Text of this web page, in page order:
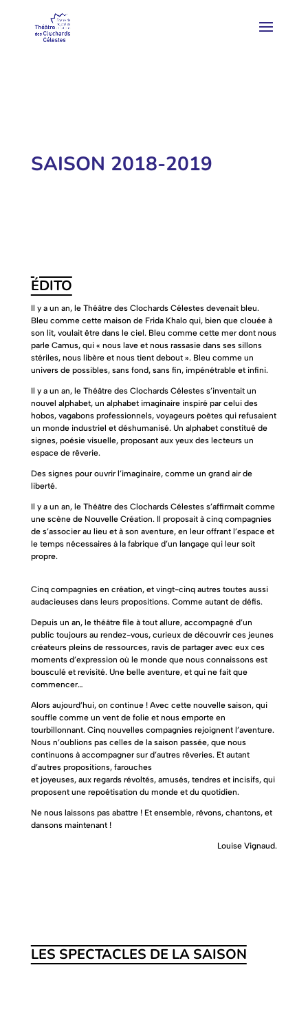
SAISON 2018-2019
ÉDITO
Il y a un an, le Théâtre des Clochards Célestes devenait bleu.
Bleu comme cette maison de Frida Khalo qui, bien que clouée à
son lit, voulait être dans le ciel. Bleu comme cette mer dont nous
parle Camus, qui « nous lave et nous rassasie dans ses sillons
stériles, nous libère et nous tient debout ». Bleu comme un
univers de possibles, sans fond, sans fin, impénétrable et infini.
Il y a un an, le Théâtre des Clochards Célestes s’inventait un
nouvel alphabet, un alphabet imaginaire inspiré par celui des
hobos, vagabons professionnels, voyageurs poètes qui refusaient
un monde industriel et déshumanisé. Un alphabet constitué de
signes, poésie visuelle, proposant aux yeux des lecteurs un
espace de rêverie.
Des signes pour ouvrir l’imaginaire, comme un grand air de
liberté.
Il y a un an, le Théâtre des Clochards Célestes s’affirmait comme
une scène de Nouvelle Création. Il proposait à cinq compagnies
de s’associer au lieu et à son aventure, en leur offrant l’espace et
le temps nécessaires à la fabrique d’un langage qui leur soit
propre.
Cinq compagnies en création, et vingt-cinq autres toutes aussi
audacieuses dans leurs propositions. Comme autant de défis.
Depuis un an, le théâtre file à tout allure, accompagné d’un
public toujours au rendez-vous, curieux de découvrir ces jeunes
créateurs pleins de ressources, ravis de partager avec eux ces
moments d’expression où le monde que nous connaissons est
bousculé et revisité. Une belle aventure, et qui ne fait que
commencer…
Alors aujourd’hui, on continue ! Avec cette nouvelle saison, qui
souffle comme un vent de folie et nous emporte en
tourbillonnant. Cinq nouvelles compagnies rejoignent l’aventure.
Nous n’oublions pas celles de la saison passée, que nous
continuons à accompagner sur d’autres rêveries. Et autant
d’autres propositions, farouches
et joyeuses, aux regards révoltés, amusés, tendres et incisifs, qui
proposent une repoétisation du monde et du quotidien.
Ne nous laissons pas abattre ! Et ensemble, rêvons, chantons, et
dansons maintenant !
Louise Vignaud.
LES SPECTACLES DE LA SAISON